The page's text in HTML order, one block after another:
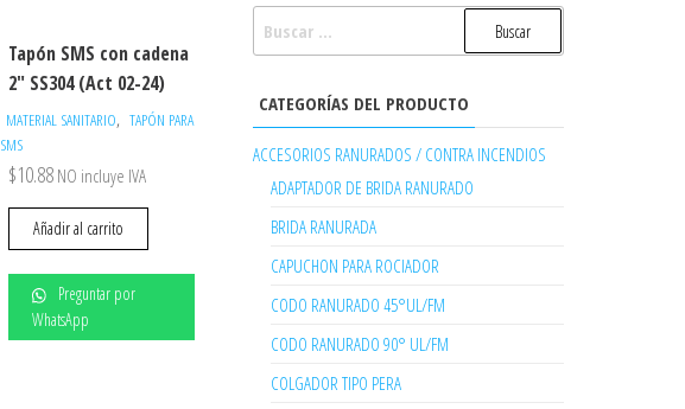
Tapón SMS con cadena
2″ SS304 (Act 02-24)
MATERIAL SANITARIO, TAPÓN PARA
SMS
$10.88 NO incluye IVA
Añadir al carrito
Preguntar por
WhatsApp
CATEGORÍAS DEL PRODUCTO
ACCESORIOS RANURADOS / CONTRA INCENDIOS
ADAPTADOR DE BRIDA RANURADO
BRIDA RANURADA
CAPUCHON PARA ROCIADOR
CODO RANURADO 45°UL/FM
CODO RANURADO 90° UL/FM
COLGADOR TIPO PERA